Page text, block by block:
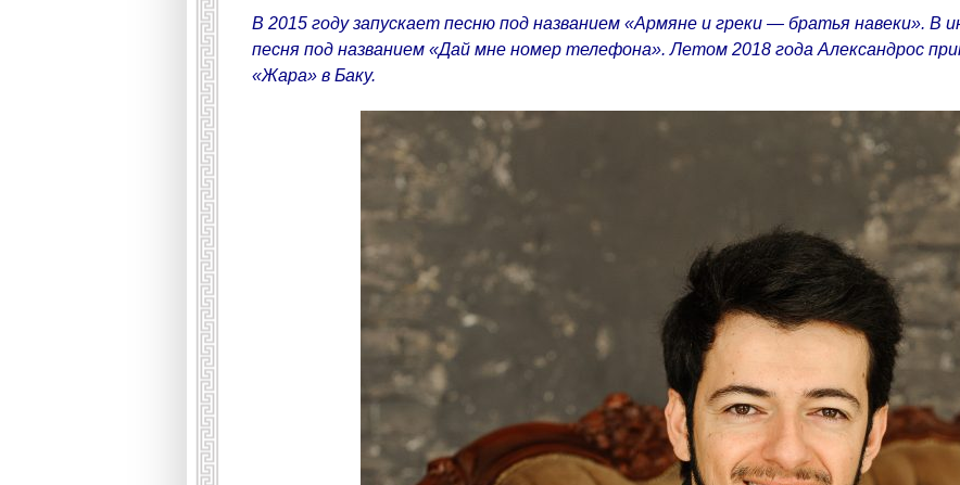
В 2015 году запускает песню под названием «Армяне и греки — братья навеки». В
песня под названием «Дай мне номер телефона». Летом 2018 года Александрос
«Жара» в Баку.